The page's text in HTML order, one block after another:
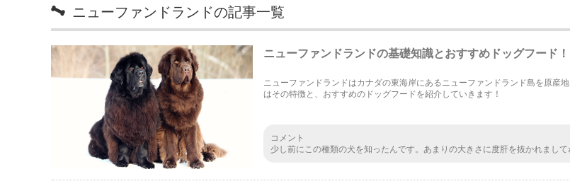
ニューファンドランドの記事一覧
ニューファンドランドの基礎知識とおすすめドッグフード！
ニューファンドランドはカナダの東海岸にあるニューファンドランド島を原産
はその特徴と、おすすめのドッグフードを紹介していきます！
コメント
少し前にこの種類の犬を知ったんです。あまりの大きさに度肝を抜かれまし